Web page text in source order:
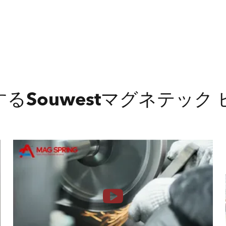
るSouwestマグネテック